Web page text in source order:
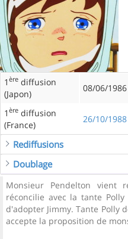
1 ère diffusion
(Japon)
08/06/1986
1 ère diffusion
(France)
26/10/1988
Rediffusions
Doublage
Monsieur Pendelton vient
réconcilie avec la tante
d'adopter Jimmy. Tante Polly
accepte la proposition de